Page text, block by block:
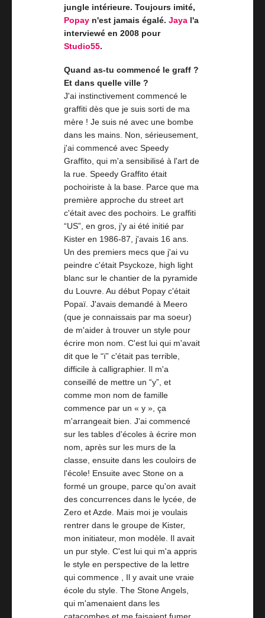
jungle intérieure. Toujours imité,
Popay n'est jamais égalé.Jaya l'a
interviewé en 2008 pour
Studio55.
Quand as-tu commencé le graff ?
Et dans quelle ville ?
J'ai instinctivement commencé le
graffiti dès que je suis sorti de ma
mère ! Je suis né avec une bombe
dans les mains. Non, sérieusement,
j'ai commencé avec Speedy
Graffito, qui m'a sensibilisé à l'art de
la rue. Speedy Graffito était
pochoiriste à la base. Parce que ma
première approche du street art
c'était avec des pochoirs. Le graffiti
“US”, en gros, j'y ai été initié par
Kister en 1986-87, j'avais 16 ans.
Un des premiers mecs que j'ai vu
peindre c'était Psyckoze, high light
blanc sur le chantier de la pyramide
du Louvre. Au début Popay c'était
Popaï. J'avais demandé à Meero
(que je connaissais par ma soeur)
de m'aider à trouver un style pour
écrire mon nom. C'est lui qui m'avait
dit que le “ï” c'était pas terrible,
difficile à calligraphier. Il m'a
conseillé de mettre un “y”, et
comme mon nom de famille
commence par un « y », ça
m'arrangeait bien. J'ai commencé
sur les tables d'écoles à écrire mon
nom, après sur les murs de la
classe, ensuite dans les couloirs de
l'école! Ensuite avec Stone on a
formé un groupe, parce qu'on avait
des concurrences dans le lycée, de
Zero et Azde. Mais moi je voulais
rentrer dans le groupe de Kister,
mon initiateur, mon modèle. Il avait
un pur style. C'est lui qui m'a appris
le style en perspective de la lettre
qui commence , Il y avait une vraie
école du style. The Stone Angels,
qui m'amenaient dans les
catacombes et me faisaient fumer